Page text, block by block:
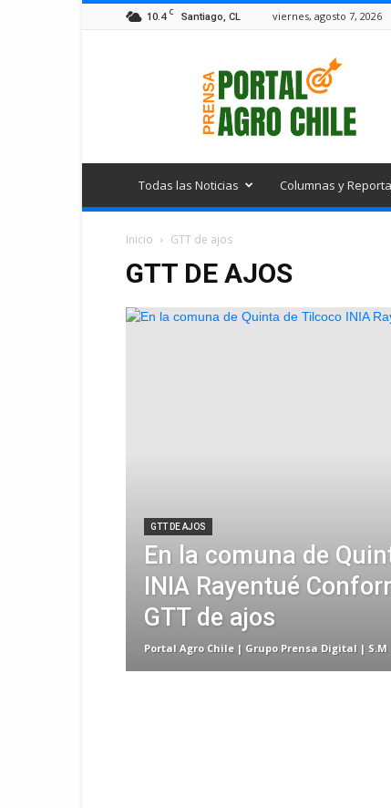
10.4 C Santiago, CL viernes, agosto 7, 2026
Todas las Noticias Columnas y
Inicio GTT de ajos
GTT DE AJOS
GTT DE AJOS
En la comuna de
INIA Rayentué
GTT de ajos
Portal Agro Chile | Grupo Prensa Digital | S.M